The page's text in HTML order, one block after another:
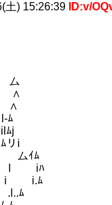
土) 15:26:39 ID:v/
ﾑ
j
i
ｲﾑ
どう
i.ﾑ
ﾑ